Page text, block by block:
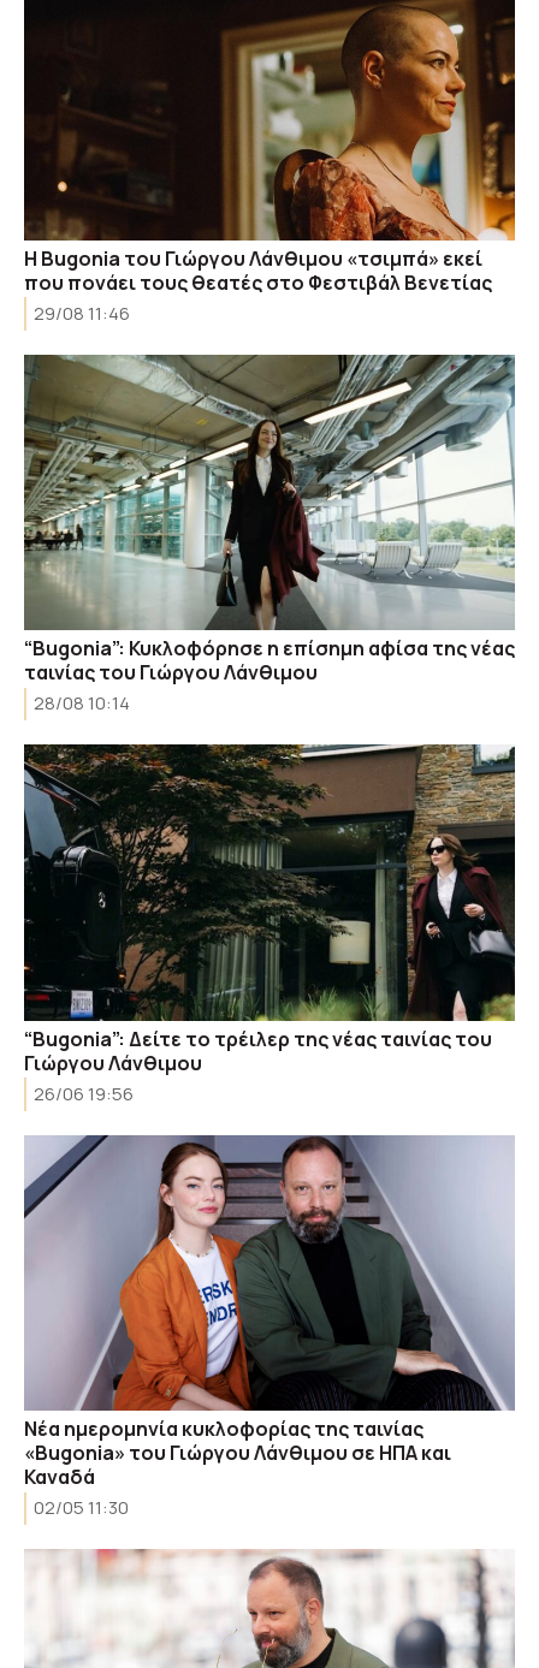
Η Bugonia του Γιώργου Λάνθιμου «τσιμπά» εκεί
που πονάει τους θεατές στο Φεστιβάλ Βενετίας
29/08 11:46
“Bugonia”: Κυκλοφόρησε η επίσημη αφίσα της νέας
ταινίας του Γιώργου Λάνθιμου
28/08 10:14
“Bugonia”: Δείτε το τρέιλερ της νέας ταινίας του
Γιώργου Λάνθιμου
26/06 19:56
Νέα ημερομηνία κυκλοφορίας της ταινίας
«Bugonia» του Γιώργου Λάνθιμου σε ΗΠΑ και
Καναδά
02/05 11:30